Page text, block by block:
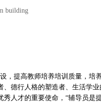
building
，提高教师培养培训质量，
德行人格的塑造者、生活学
人才的重要使命，“辅导员